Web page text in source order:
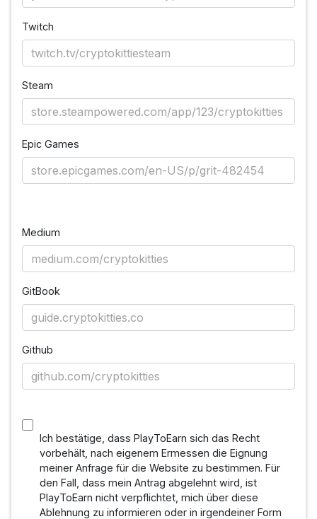
Twitch
Steam
Epic Games
Medium
GitBook
Github
Ich bestätige, dass PlayToEarn sich das Recht
vorbehält, nach eigenem Ermessen die Eignung
meiner Anfrage für die Website zu bestimmen. Für
den Fall, dass mein Antrag abgelehnt wird, ist
PlayToEarn nicht verpflichtet, mich über diese
Ablehnung zu informieren oder in irgendeiner Form